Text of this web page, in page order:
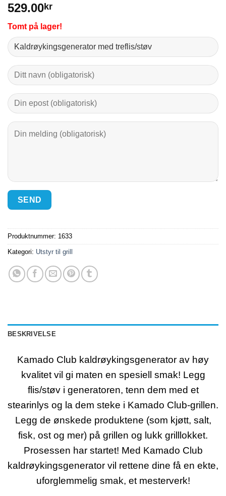
529.00kr
Tomt på lager!
Produktnummer: 1633
Kategori: Utstyr til grill
BESKRIVELSE
Kamado Club kaldrøykingsgenerator av høy
kvalitet vil gi maten en spesiell smak! Legg
flis/støv i generatoren, tenn dem med et
stearinlys og la dem steke i Kamado Club-grillen.
Legg de ønskede produktene (som kjøtt, salt,
fisk, ost og mer) på grillen og lukk grilllokket.
Prosessen har startet! Med Kamado Club
kaldrøykingsgenerator vil rettene dine få en ekte,
uforglemmelig smak, et mesterverk!